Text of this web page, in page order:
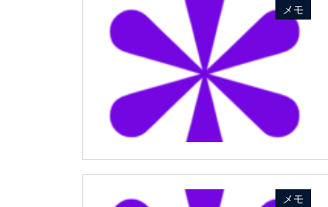
メモ
メモ